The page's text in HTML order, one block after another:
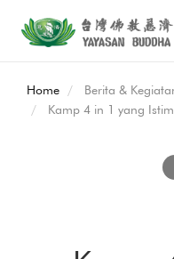
Home Berita &
Kamp 4 in 1 yang